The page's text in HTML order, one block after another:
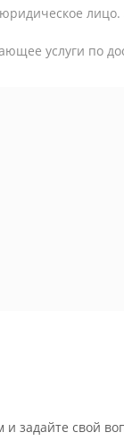
услуги по
задайте свой